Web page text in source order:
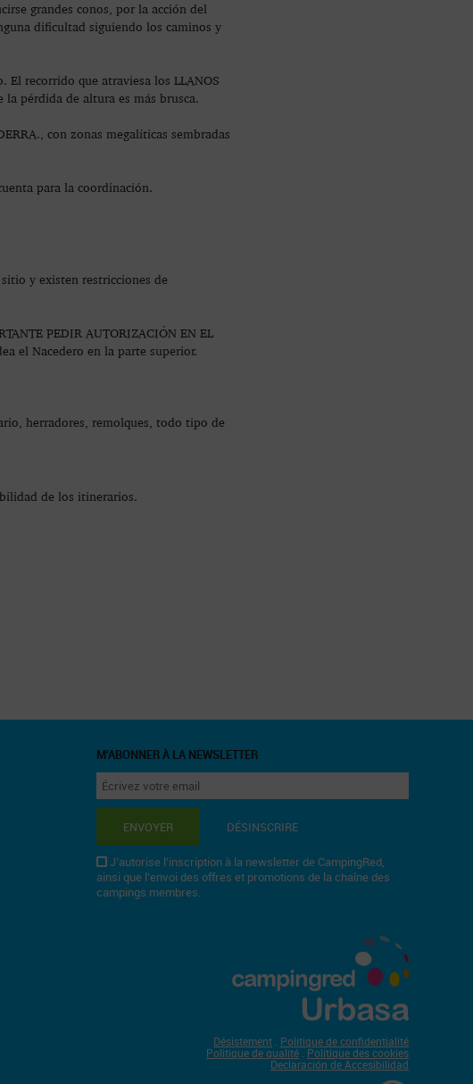
grandes conos, por la acción del
dificultad siguiendo los caminos y
recorrido que atraviesa los LLANOS
la pérdida de altura es más brusca.
con zonas megalíticas sembradas
para la coordinación.
y existen restricciones de
PEDIR AUTORIZACIÓN EN EL
el Nacedero en la parte superior.
herradores, remolques, todo tipo de
de los itinerarios.
M'ABONNER À LA NEWSLETTER
ENVOYER DÉSINSCRIRE
J’autorise l’inscription à la newsletter de CampingRed,
ainsi que l’envoi des offres et promotions de la chaîne des
campings membres.
campingred
Urbasa
Désistement
Politique de confidentialité
Politique de qualité
Politique des cookies
Declaración de Accesibilidad